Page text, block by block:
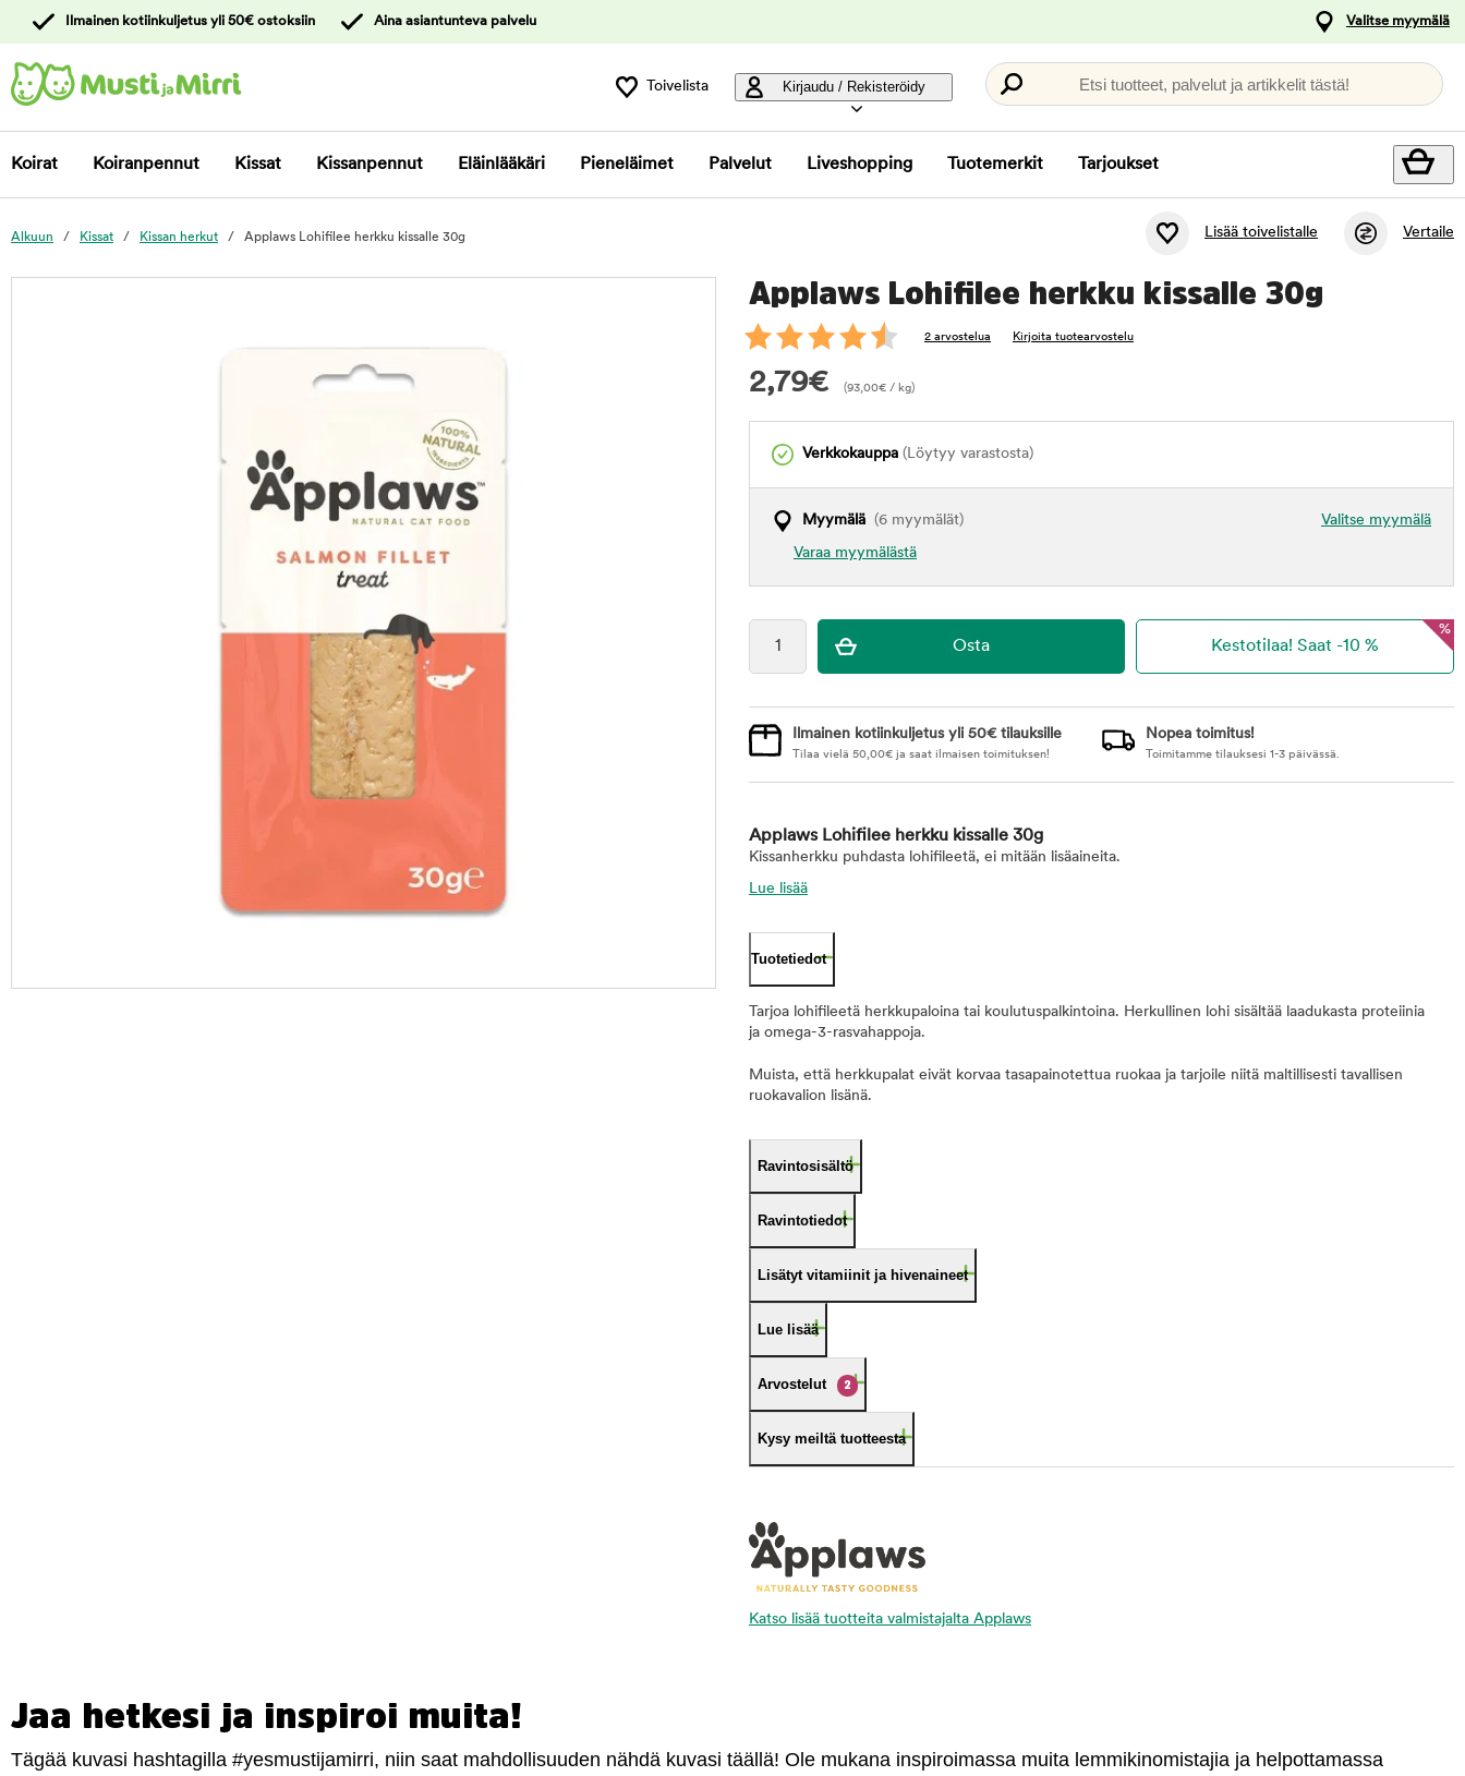
asiakaspalveluun
Ilmainen kotiinkuljetus yli 50€ ostoksiin Aina asiantunteva palvelu Valitse myymälä
Toivelista Kirjaudu / Rekisteröidy Etsi tuotteet, palvelut ja artikkelit tästä!
Koirat Koiranpennut Kissat Kissanpennut Eläinlääkäri Pieneläimet Palvelut Liveshopping Tuotemerkit Tarjoukset
Alkuun Kissat Kissan herkut Applaws Lohifilee herkku kissalle 30g Lisää toivelistalle Vertaile
Applaws Lohifilee herkku kissalle 30g
2 arvostelua Kirjoita tuotearvostelu
2,79€ (93,00€ / kg)
Verkkokauppa (Löytyy varastosta)
Valitse myymälä
Myymälä (6 myymälät)
Varaa myymälästä
%
Ilmainen kotiinkuljetus yli 50€ tilauksille
Tilaa vielä 50,00€ ja saat ilmaisen toimituksen!
Nopea toimitus!
Toimitamme tilauksesi 1-3 päivässä.
Applaws Lohifilee herkku kissalle 30g
Kissanherkku puhdasta lohifileetä, ei mitään lisäaineita.
Lue lisää
Tuotetiedot
Tarjoa lohifileetä herkkupaloina tai koulutuspalkintoina. Herkullinen lohi sisältää laadukasta proteiinia
ja omega-3-rasvahappoja.
Muista, että herkkupalat eivät korvaa tasapainotettua ruokaa ja tarjoile niitä maltillisesti tavallisen
ruokavalion lisänä.
Ravintosisältö
Ravintotiedot
Lisätyt vitamiinit ja hivenaineet
Lue lisää
Arvostelut 2
Kysy meiltä tuotteesta
Katso lisää tuotteita valmistajalta Applaws
Jaa hetkesi ja inspiroi muita!
Tägää kuvasi hashtagilla #yesmustijamirri, niin saat mahdollisuuden nähdä kuvasi täällä! Ole mukana inspiroimassa muita lemmikinomistajia ja helpottamassa